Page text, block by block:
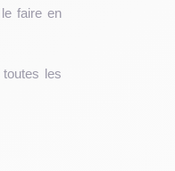
faire en
les